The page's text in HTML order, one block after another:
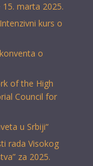
marta 2025.
kurs o
o
of the High
Council for
u Srbiji“
rada Visokog
za 2025.